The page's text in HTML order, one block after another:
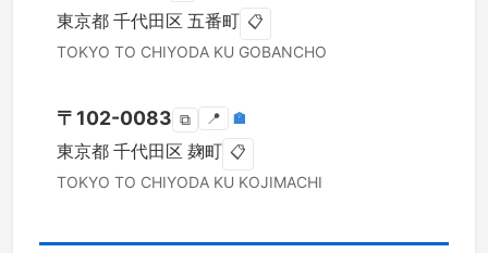
東京都 千代田区 五番町 📋
TOKYO TO CHIYODA KU GOBANCHO
〒 102-0083 ⧉ 📍 🏣
東京都 千代田区 麹町 📋
TOKYO TO CHIYODA KU KOJIMACHI